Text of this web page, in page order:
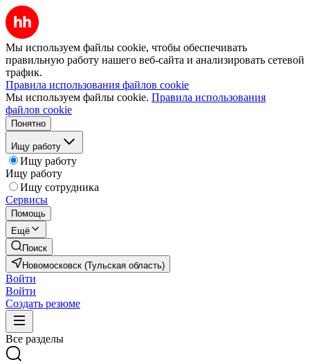
Мы используем файлы cookie, чтобы обеспечивать
правильную работу нашего веб-сайта и анализировать сетевой
трафик.
Правила использования файлов cookie
Мы используем файлы cookie. Правила использования
файлов cookie
Понятно
Ищу работу
Ищу работу
Ищу работу
Ищу сотрудника
Сервисы
Помощь
Ещё
Поиск
Новомосковск (Тульская область)
Войти
Войти
Создать резюме
Все разделы